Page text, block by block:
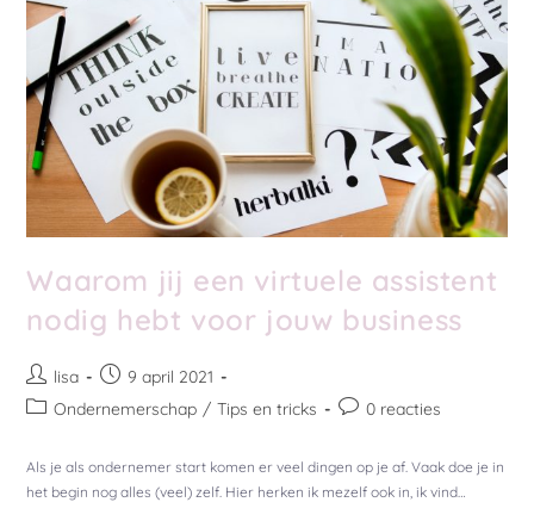
Waarom jij een virtuele assistent
nodig hebt voor jouw business
lisa
9 april 2021
Ondernemerschap / Tips en tricks 0 reacties
Als je als ondernemer start komen er veel dingen op je af. Vaak doe je in
het begin nog alles (veel) zelf. Hier herken ik mezelf ook in, ik vind…